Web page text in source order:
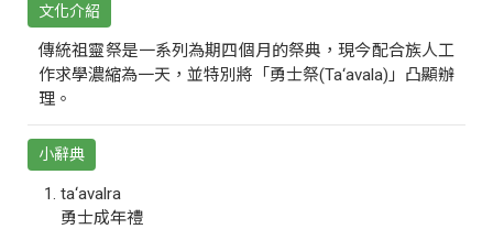
文化介紹
傳統祖靈祭是一系列為期四個月的祭典，現今配合族人工
作求學濃縮為一天，並特別將「勇士祭(Ta‘avala)」凸顯辦
理。
小辭典
ta‘avalra
勇士成年禮